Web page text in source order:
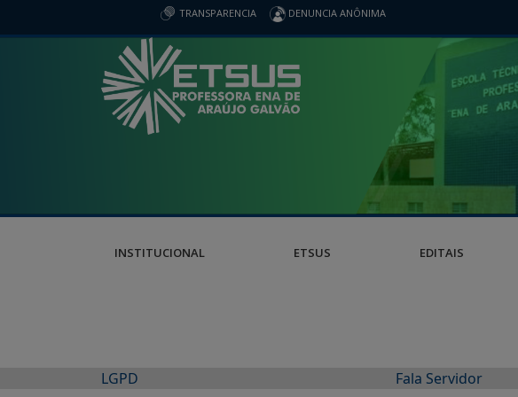
TRANSPARENCIA DENUNCIA ANÔNIMA
INSTITUCIONAL ETSUS EDITAIS
LGPD Fala Servidor